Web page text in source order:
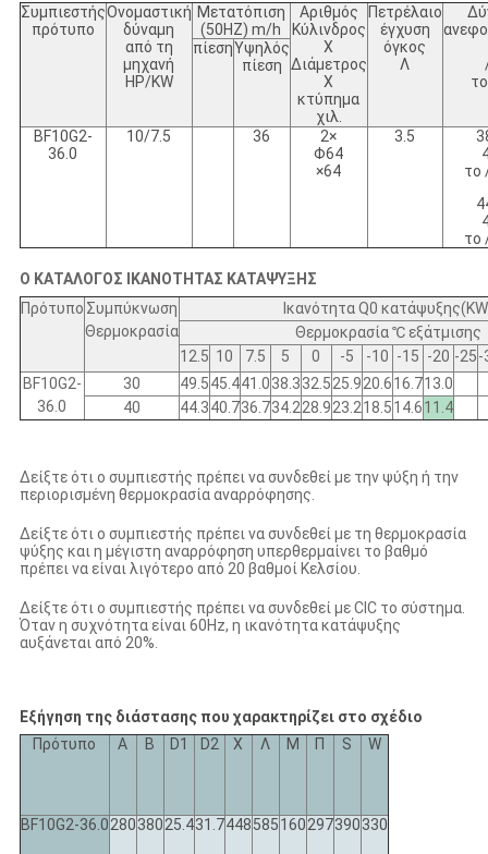
Συμπιεστής
πρότυπο
Ονομαστική
δύναμη
από τη
μηχανή
HP/KW
Μετατόπιση
(50HZ) m/h
Αριθμός
Κύλινδρος
Χ
Διάμετρος
Χ
κτύπημα
χιλ.
Πετρέλαιο
έγχυση
όγκος
Λ
πίεσηΥψηλός
πίεση
BF10G2-
36.0
10/7.5 36
2×
Φ64
×64
3.5
το
το
Ο ΚΑΤΑΛΟΓΟΣ ΙΚΑΝΟΤΗΤΑΣ ΚΑΤΑΨΥΞΗΣ
Πρότυπο Συμπύκνωση
Θερμοκρασία
Ικανότητα Q0
Θερμοκρασία ℃ εξάτμισης
12.5 10 7.5 5 0 -5 -10 -15 -20 -25-
BF10G2-
36.0
30 49.545.441.038.332.525.920.616.713.0
40
44.340.736.734.228.923.218.514.611.4
Δείξτε ότι ο συμπιεστής πρέπει να συνδεθεί με την ψύξη ή την
περιορισμένη θερμοκρασία αναρρόφησης.
Δείξτε ότι ο συμπιεστής πρέπει να συνδεθεί με τη θερμοκρασία
ψύξης και η μέγιστη αναρρόφηση υπερθερμαίνει το βαθμό
πρέπει να είναι λιγότερο από 20 βαθμοί Κελσίου.
Δείξτε ότι ο συμπιεστής πρέπει να συνδεθεί με CIC το σύστημα.
Όταν η συχνότητα είναι 60Hz, η ικανότητα κατάψυξης
αυξάνεται από 20%.
Εξήγηση της διάστασης που χαρακτηρίζει στο σχέδιο
Πρότυπο
Α Β D1 D2 Χ Λ Μ Π S W
BF10G2-36.028038025.431.7448585160297390330